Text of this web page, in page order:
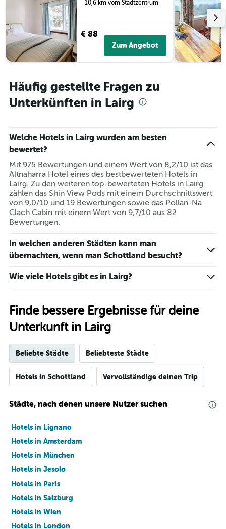
10,6 km vom Stadtzentrum
€ 88
Zum Angebot
Häufig gestellte Fragen zu
Unterkünften in Lairg
Welche Hotels in Lairg wurden am besten
bewertet?
Mit 975 Bewertungen und einem Wert von 8,2/10 ist das
Altnaharra Hotel eines des bestbewerteten Hotels in
Lairg. Zu den weiteren top-bewerteten Hotels in Lairg
zählen das Shin View Pods mit einem Durchschnittswert
von 9,0/10 und 19 Bewertungen sowie das Pollan-Na
Clach Cabin mit einem Wert von 9,7/10 aus 82
Bewertungen.
In welchen anderen Städten kann man
übernachten, wenn man Schottland besucht?
Wie viele Hotels gibt es in Lairg?
Finde bessere Ergebnisse für deine
Unterkunft in Lairg
Beliebte Städte Beliebteste Städte
Hotels in Schottland Vervollständige deinen Trip
Städte, nach denen unsere Nutzer suchen
Hotels in Lignano
Hotels in Amsterdam
Hotels in München
Hotels in Jesolo
Hotels in Paris
Hotels in Salzburg
Hotels in Wien
Hotels in London